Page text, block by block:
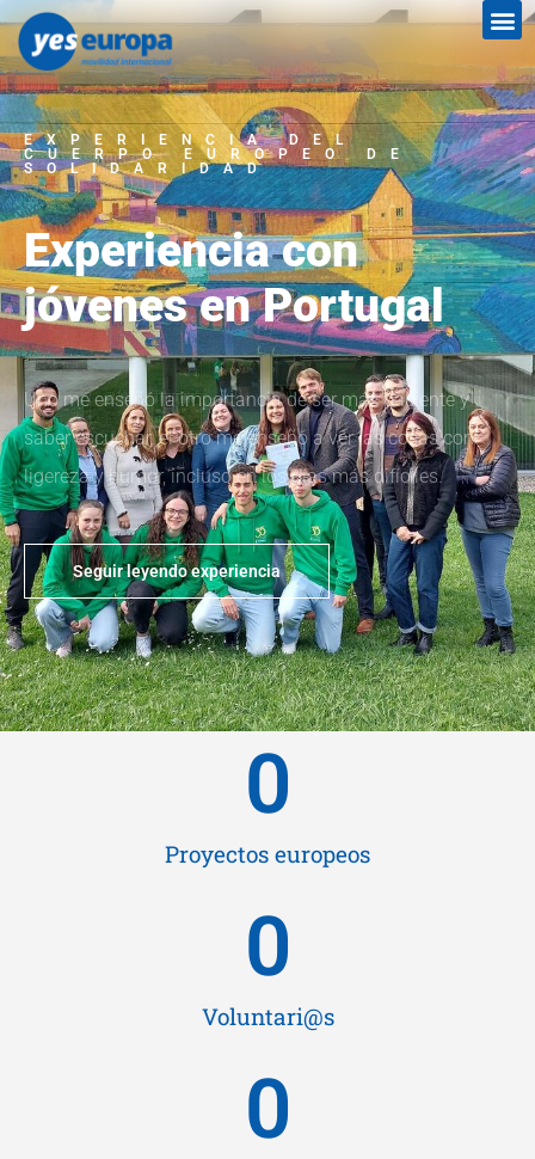
EXPERIENCIA DEL
CUERPO EUROPEO DE
SOLIDARIDAD
Experiencia con
jóvenes en Portugal
Uno me enseñó la importancia de ser más paciente y
saber escuchar, el otro me enseñó a ver las cosas con
ligereza y humor, incluso en los días más difíciles.
Seguir leyendo experiencia
Proyectos europeos
0
Voluntari@s
0
0